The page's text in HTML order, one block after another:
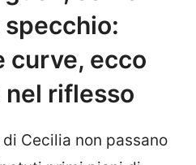
curve, ecco
nel riflesso
Cecilia non passano